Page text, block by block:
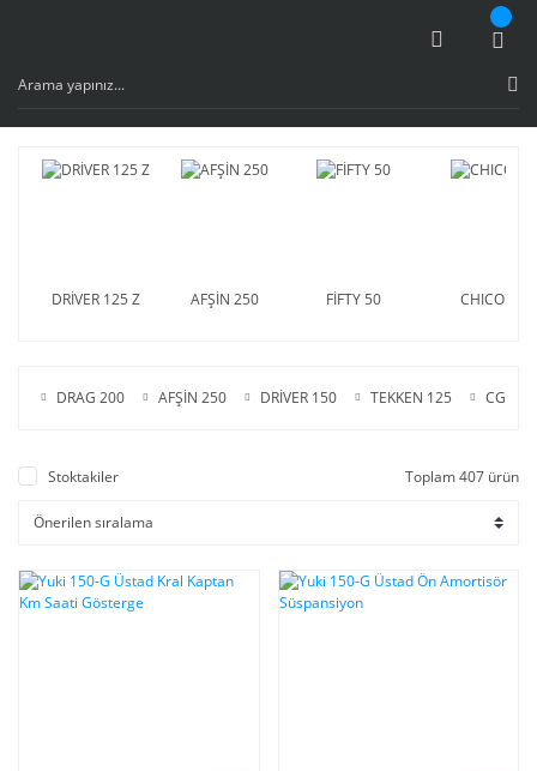
DRİVER 125 Z AFŞİN 250 FİFTY 50 CHICO
DRAG 200 AFŞİN 250 DRİVER 150 TEKKEN 125 CG 125
Stoktakiler Toplam 407 ürün